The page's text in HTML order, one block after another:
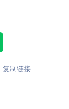
复制链接